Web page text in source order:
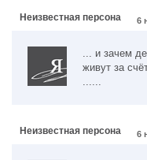
Неизвестная персона 6
... и зачем
живут за
......
Неизвестная персона 6